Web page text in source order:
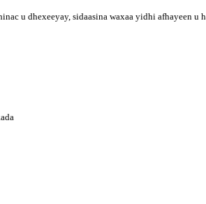
u dhexeeyay, sidaasina waxaa yidhi afhayeen u